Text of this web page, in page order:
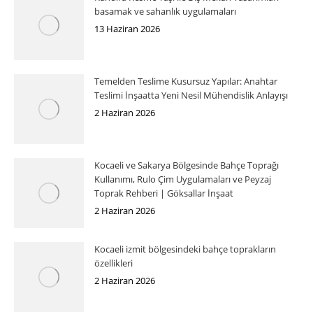
basamak ve sahanlık uygulamaları
13 Haziran 2026
Temelden Teslime Kusursuz Yapılar: Anahtar
Teslimi İnşaatta Yeni Nesil Mühendislik Anlayışı
2 Haziran 2026
Kocaeli ve Sakarya Bölgesinde Bahçe Toprağı
Kullanımı, Rulo Çim Uygulamaları ve Peyzaj
Toprak Rehberi | Göksallar İnşaat
2 Haziran 2026
Kocaeli izmit bölgesindeki bahçe toprakların
özellikleri
2 Haziran 2026